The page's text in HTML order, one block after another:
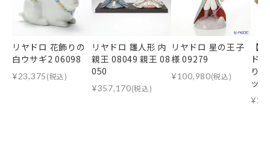
リヤドロ 花飾りの
白ウサギ2 06098
¥23,375(税込)
リヤドロ 雛人形 内
親王 08049 親王 08
050
¥357,170(税込)
リヤドロ 星の王子
様 09279
¥100,980(税込)
【
ド
り
ッ
¥